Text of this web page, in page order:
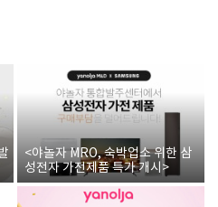
<야놀자 MRO, 숙박업소 위한 삼
성전자 가전제품 특가 개시>